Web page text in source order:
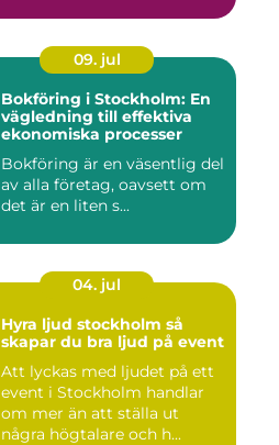
09. jul
Bokföring i Stockholm: En
vägledning till effektiva
ekonomiska processer
Bokföring är en väsentlig del
av alla företag, oavsett om
det är en liten s...
04. jul
Hyra ljud stockholm så
skapar du bra ljud på event
Att lyckas med ljudet på ett
event i Stockholm handlar
om mer än att ställa ut
några högtalare och h...